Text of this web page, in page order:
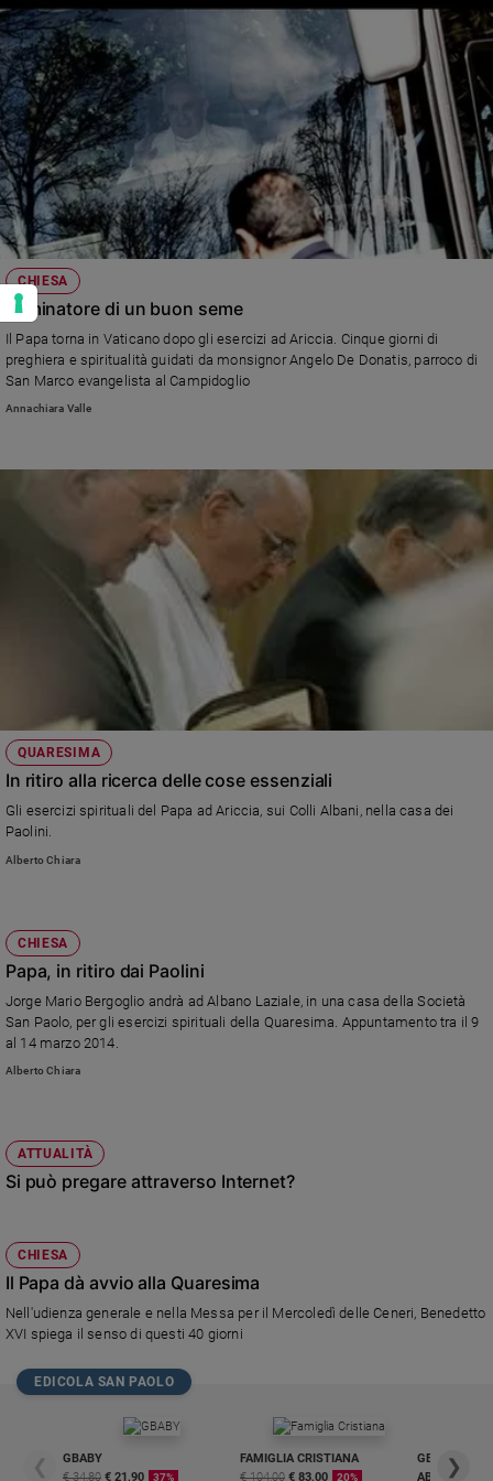
CHIESA
Seminatore di un buon seme
Il Papa torna in Vaticano dopo gli esercizi ad Ariccia. Cinque giorni di
preghiera e spiritualità guidati da monsignor Angelo De Donatis, parroco di
San Marco evangelista al Campidoglio
Annachiara Valle
QUARESIMA
In ritiro alla ricerca delle cose essenziali
Gli esercizi spirituali del Papa ad Ariccia, sui Colli Albani, nella casa dei
Paolini.
Alberto Chiara
CHIESA
Papa, in ritiro dai Paolini
Jorge Mario Bergoglio andrà ad Albano Laziale, in una casa della Società
San Paolo, per gli esercizi spirituali della Quaresima. Appuntamento tra il 9
al 14 marzo 2014.
Alberto Chiara
ATTUALITÀ
Si può pregare attraverso Internet?
CHIESA
Il Papa dà avvio alla Quaresima
Nell'udienza generale e nella Messa per il Mercoledì delle Ceneri, Benedetto
XVI spiega il senso di questi 40 giorni
EDICOLA SAN PAOLO
❮
GBABY
€ 34,80 € 21,90 37%
FAMIGLIA CRISTIANA
€ 104,00 € 83,00 20%
GBABY
❯